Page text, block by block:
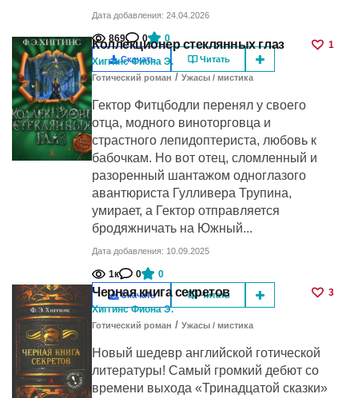
Дата добавления: 24.04.2026
869 0 0
Скачать Читать
Коллекционер стеклянных глаз
1
Хиггинс Фиона Э.
Готический роман / Ужасы / мистика
Гектор Фитцбодли перенял у своего
отца, модного виноторговца и
страстного лепидоптериста, любовь к
бабочкам. Но вот отец, сломленный и
разоренный шантажом одноглазого
авантюриста Гулливера Трупина,
умирает, а Гектор отправляется
бродяжничать на Южный...
Дата добавления: 10.09.2025
1к 0 0
Скачать Читать
Черная книга секретов
3
Хиггинс Фиона Э.
Готический роман / Ужасы / мистика
Новый шедевр английской готической
литературы! Самый громкий дебют со
времени выхода «Тринадцатой сказки»